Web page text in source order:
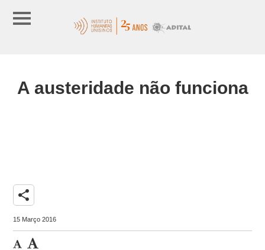
A austeridade não funciona
share
15 Março 2016